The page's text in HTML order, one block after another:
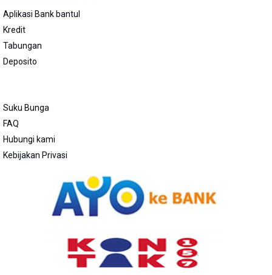
Aplikasi Bank bantul
Kredit
Tabungan
Deposito
Suku Bunga
FAQ
Hubungi kami
Kebijakan Privasi